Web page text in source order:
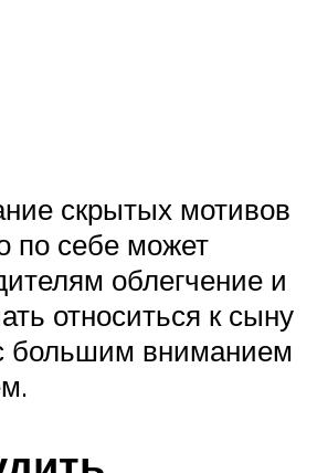
скрытых мотивов
по себе может
облегчение и
относиться к сыну
большим вниманием